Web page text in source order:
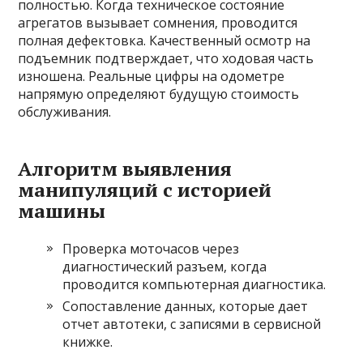
полностью. Когда техническое состояние
агрегатов вызывает сомнения, проводится
полная дефектовка. Качественный осмотр на
подъемник подтверждает, что ходовая часть
изношена. Реальные цифры на одометре
напрямую определяют будущую стоимость
обслуживания.
Алгоритм выявления
манипуляций с историей
машины
Проверка моточасов через
диагностический разъем, когда
проводится компьютерная диагностика.
Сопоставление данных, которые дает
отчет автотеки, с записями в сервисной
книжке.